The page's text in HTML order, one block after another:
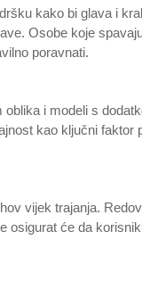
kako bi glava i
Osobe koje
poravnati.
i modeli s
kao ključni faktor
vijek trajanja.
osigurat će da